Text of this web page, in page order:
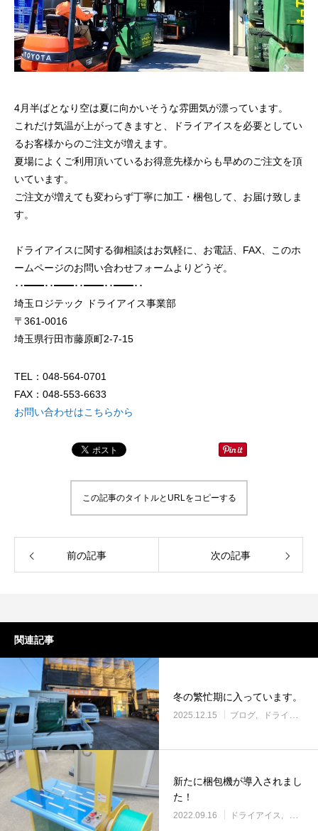
2026.06.29 2025.05.19
ドライアイスブラストのメリット・活用事
例を徹底比較
2026.06.29
4月半ばとなり空は夏に向かいそうな雰囲気が漂っています。
これだけ気温が上がってきますと、ドライアイスを必要としてい
るお客様からのご注文が増えます。
夏場によくご利用頂いているお得意先様からも早めのご注文を頂
いています。
ご注文が増えても変わらず丁寧に加工・梱包して、お届け致しま
す。
ドライアイスに関する御相談はお気軽に、お電話、FAX、このホ
ームページのお問い合わせフォームよりどうぞ。
･･━━･･━━･･━━･･━━･･
埼玉ロジテック ドライアイス事業部
〒361-0016
埼玉県行田市藤原町2-7-15
TEL：048-564-0701
FAX：048-553-6633
お問い合わせはこちらから
この記事のタイトルとURLをコピーする
前の記事 次の記事
関連記事
冬の繁忙期に入っています。
2025.12.15 ブログ ドライアイス
新たに梱包機が導入されまし
た！
2022.09.16 ドライアイス